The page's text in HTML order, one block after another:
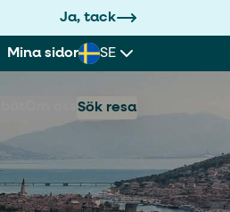
Ja, tack
Mina sidor SE
Sök resa